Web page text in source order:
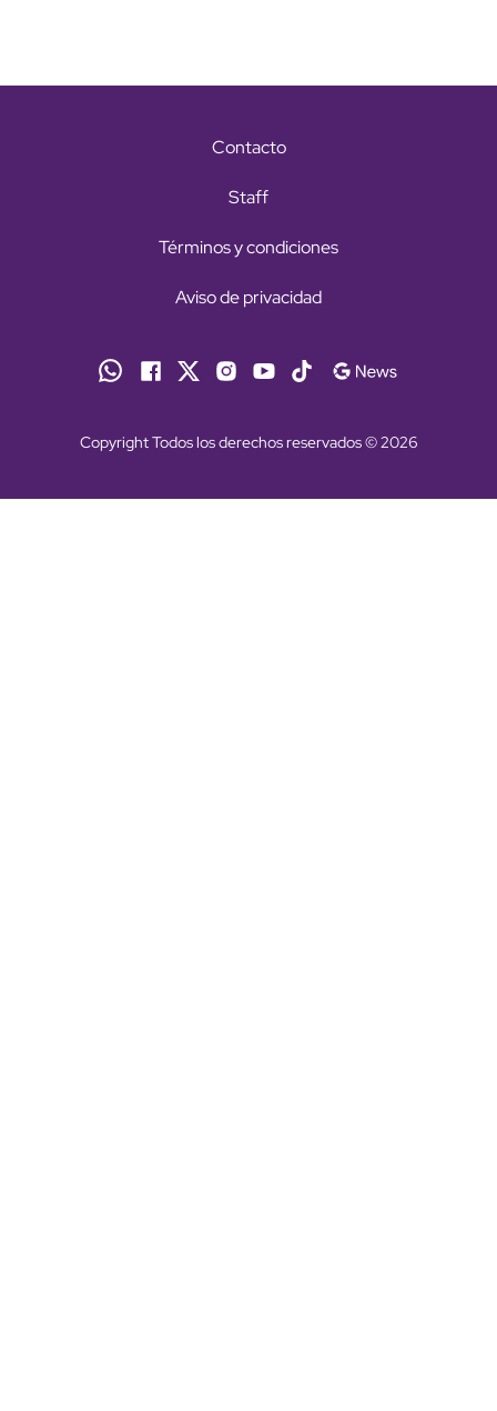
Contacto
Staff
Términos y condiciones
Aviso de privacidad
Copyright Todos los derechos reservados © 2026